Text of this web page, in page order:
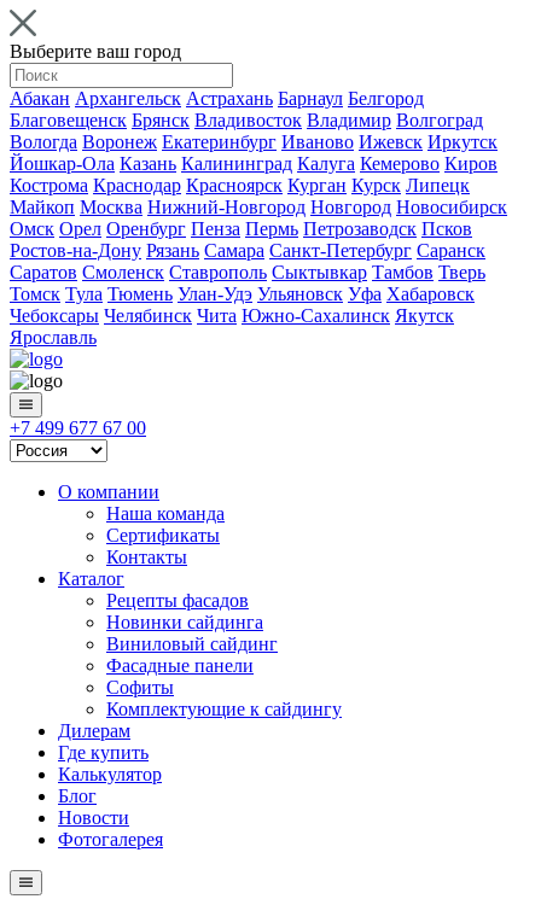
Выберите ваш город
Абакан Архангельск Астрахань Барнаул Белгород
Благовещенск Брянск Владивосток Владимир Волгоград
Вологда Воронеж Екатеринбург Иваново Ижевск Иркутск
Йошкар-Ола Казань Калининград Калуга Кемерово Киров
Кострома Краснодар Красноярск Курган Курск Липецк
Майкоп Москва Нижний-Новгород Новгород Новосибирск
Омск Орел Оренбург Пенза Пермь Петрозаводск Псков
Ростов-на-Дону Рязань Самара Санкт-Петербург Саранск
Саратов Смоленск Ставрополь Сыктывкар Тамбов Тверь
Томск Тула Тюмень Улан-Удэ Ульяновск Уфа Хабаровск
Чебоксары Челябинск Чита Южно-Сахалинск Якутск
Ярославль
+7 499 677 67 00
О компании
Наша команда
Сертификаты
Контакты
Каталог
Рецепты фасадов
Новинки сайдинга
Виниловый сайдинг
Фасадные панели
Софиты
Комплектующие к сайдингу
Дилерам
Где купить
Калькулятор
Блог
Новости
Фотогалерея